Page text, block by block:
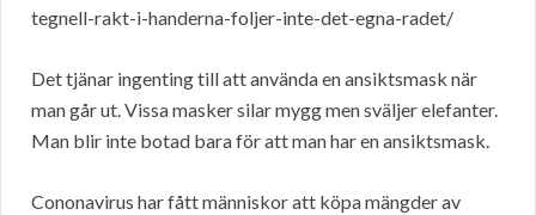
tegnell-rakt-i-handerna-foljer-inte-det-egna-radet/
Det tjänar ingenting till att använda en ansiktsmask när
man går ut. Vissa masker silar mygg men sväljer elefanter.
Man blir inte botad bara för att man har en ansiktsmask.
Cononavirus har fått människor att köpa mängder av